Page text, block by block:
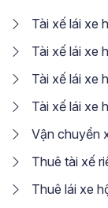
Tài xế lái xe
Tài xế lái xe
Tài xế lái xe
Tài xế lái xe
Vận chuyển
Thuê tài xế
Thuê lái xe